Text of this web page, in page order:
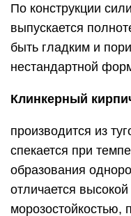
По конструкции
выпускается
быть гладким и
нестандартной
Клинкерный
производится из
спекается при
образования
отличается
морозостойкостью,